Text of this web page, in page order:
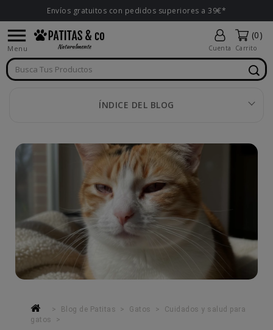
Envíos gratuitos con pedidos superiores a 39€*

Menu Cuenta
(0)
Carrito
ÍNDICE DEL BLOG
Blog de Patitas Gatos
Cuidados y salud para
gatos